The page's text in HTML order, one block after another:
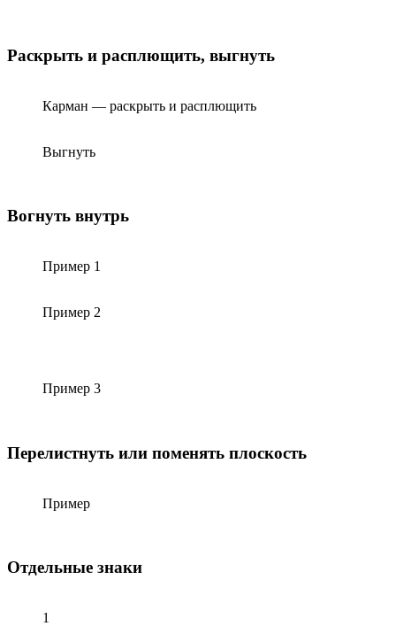
Раскрыть и расплющить, выгнуть
Карман — раскрыть и расплющить
Выгнуть
Вогнуть внутрь
Пример 1
Пример 2
Пример 3
Перелистнуть или поменять плоскость
Пример
Отдельные знаки
1